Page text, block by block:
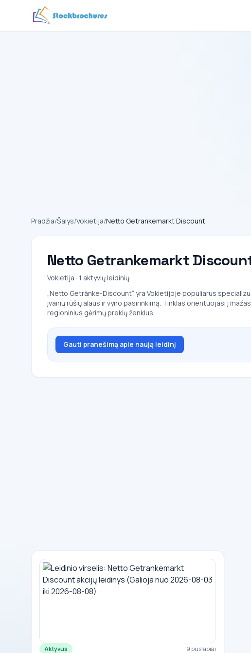
Pradžia/Šalys/Vokietija/Netto Getrankemarkt Discount
Netto Getrankemarkt
Vokietija · 1 aktyvių leidinių
„Netto Getränke-Discount“ yra Vokietijoje populiarus
įvairių rūšių alaus ir vyno pasirinkimą. Tinklas orientuojasi į
regioninius gėrimų prekių ženklus.
Gauti pranešimą apie naują leidinį
Aktyvus 9 puslapiai